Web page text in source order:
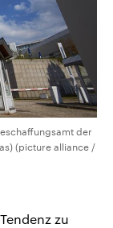
der
(picture alliance /
zu